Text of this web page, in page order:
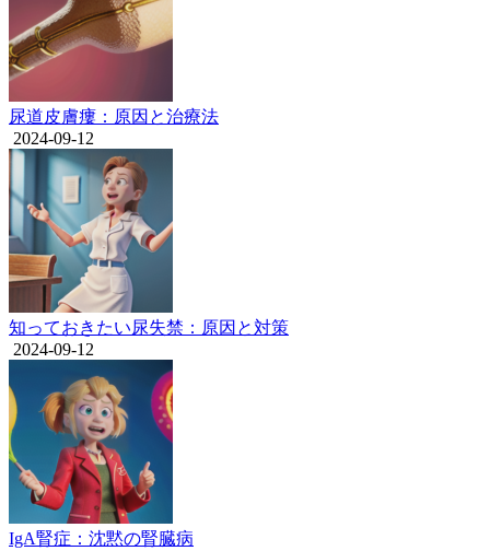
尿道皮膚瘻：原因と治療法
2024-09-12
知っておきたい尿失禁：原因と対策
2024-09-12
IgA腎症：沈黙の腎臓病